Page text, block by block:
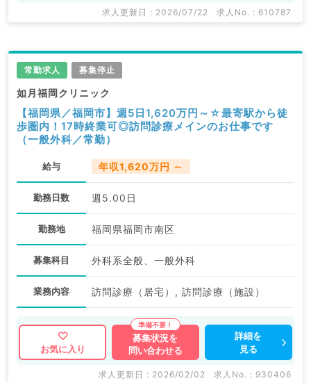
求人更新日 : 2026/07/22 求人No. : 610787
常勤求人 募集停止
如月福岡クリニック
【福岡県／福岡市】週5日1,620万円～☆最寄駅から徒
歩圏内！17時終業可◎訪問診療メインのお仕事です
（一般外科／常勤）
給与 年収1,620万円 ～
勤務日数 週5.00日
勤務地 福岡県福岡市南区
募集科目 外科系全般、一般外科
業務内容 訪問診療（居宅）, 訪問診療（施設）
お気に入り
募集状況を
問い合わせる
詳細を
見る
求人更新日 : 2026/02/02 求人No. : 930406